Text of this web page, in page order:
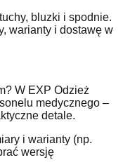
bluzki i spodnie.
warianty i dostawę w
W EXP Odzież
medycznego –
detale.
i warianty (np.
wersję